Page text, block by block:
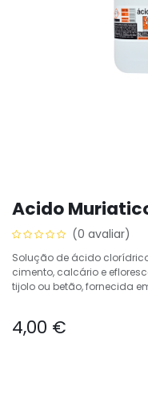
Acido
(0 avaliar)
Solução de ácido
cimento, calcário e
tijolo ou betão, fornecida
4,00 €